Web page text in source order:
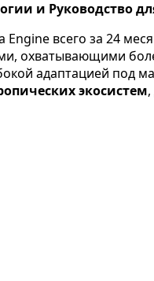
и Руководство
Engine всего за 24
охватывающими
адаптацией
экосистем,